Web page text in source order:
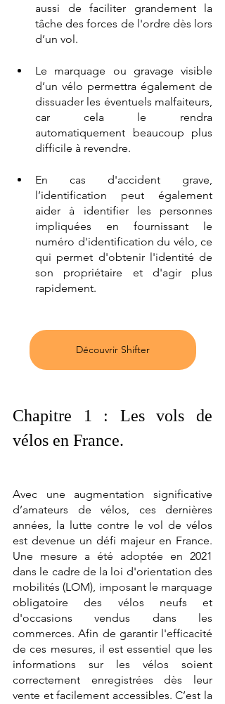
aussi de faciliter grandement la
tâche des forces de l'ordre dès lors
d’un vol.
Le marquage ou gravage visible
d’un vélo permettra également de
dissuader les éventuels malfaiteurs,
car cela le rendra
automatiquement beaucoup plus
difficile à revendre.
En cas d'accident grave,
l’identification peut également
aider à identifier les personnes
impliquées en fournissant le
numéro d'identification du vélo, ce
qui permet d'obtenir l'identité de
son propriétaire et d'agir plus
rapidement.
Découvrir Shifter
Chapitre 1 : Les vols de
vélos en France.
Avec une augmentation significative
d’amateurs de vélos, ces dernières
années, la lutte contre le vol de vélos
est devenue un défi majeur en France.
Une mesure a été adoptée en 2021
dans le cadre de la loi d'orientation des
mobilités (LOM), imposant le marquage
obligatoire des vélos neufs et
d'occasions vendus dans les
commerces. Afin de garantir l'efficacité
de ces mesures, il est essentiel que les
informations sur les vélos soient
correctement enregistrées dès leur
vente et facilement accessibles. C’est la